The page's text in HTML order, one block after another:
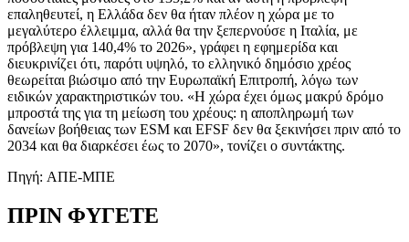
επαληθευτεί, η Ελλάδα δεν θα ήταν πλέον η χώρα με το
μεγαλύτερο έλλειμμα, αλλά θα την ξεπερνούσε η Ιταλία, με
πρόβλεψη για 140,4% το 2026», γράφει η εφημερίδα και
διευκρινίζει ότι, παρότι υψηλό, το ελληνικό δημόσιο χρέος
θεωρείται βιώσιμο από την Ευρωπαϊκή Επιτροπή, λόγω των
ειδικών χαρακτηριστικών του. «Η χώρα έχει όμως μακρύ δρόμο
μπροστά της για τη μείωση του χρέους: η αποπληρωμή των
δανείων βοήθειας των ESM και EFSF δεν θα ξεκινήσει πριν από το
2034 και θα διαρκέσει έως το 2070», τονίζει ο συντάκτης.
Πηγή: ΑΠΕ-ΜΠΕ
ΠΡΙΝ ΦΥΓΕΤΕ